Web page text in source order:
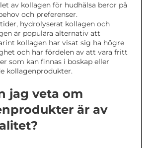
av kollagen för hudhälsa beror på
och preferenser.
hydrolyserat kollagen och
är populära alternativ att
kollagen har visat sig ha högre
och har fördelen av att vara fritt
som kan finnas i boskap eller
kollagenprodukter.
jag veta om
är av